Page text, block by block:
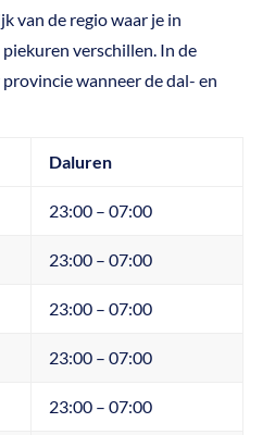
van de regio waar je in
verschillen. In de
wanneer de dal- en
Daluren
23:00 – 07:00
23:00 – 07:00
23:00 – 07:00
23:00 – 07:00
23:00 – 07:00